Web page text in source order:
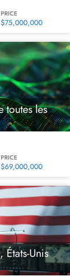
PRICE
$75,000,000
toutes les
PRICE
$69,000,000
États-Unis